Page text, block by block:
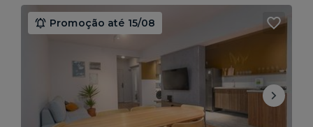
Promoção até 15/08